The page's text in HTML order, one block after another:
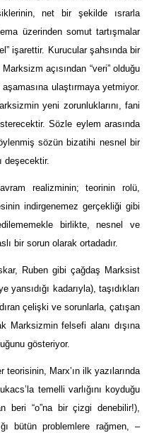
net bir şekilde ısrarla
üzerinden somut tartışmalar
işarettir. Kurucular şahsında bir
açısından “veri” olduğu
ulaştırmaya yetmiyor.
yeni zorunluklarını, fani
Sözle eylem arasında
sözün bizatihi nesnel bir
deşecektir.
teorinin rolü,
indirgenemez gerçekliği gibi
birlikte, nesnel ve
bir sorun olarak ortadadır.
gibi çağdaş Marksist
kadarıyla), taşıdıkları
çelişki ve sorunlarla, çatışan
Marksizmin felsefi alanı dışına
gösteriyor.
Marx’ın ilk yazılarında
temelli varlığını koyduğu
beri “o”na bir çizgi denebilir!),
bütün problemlere rağmen, –